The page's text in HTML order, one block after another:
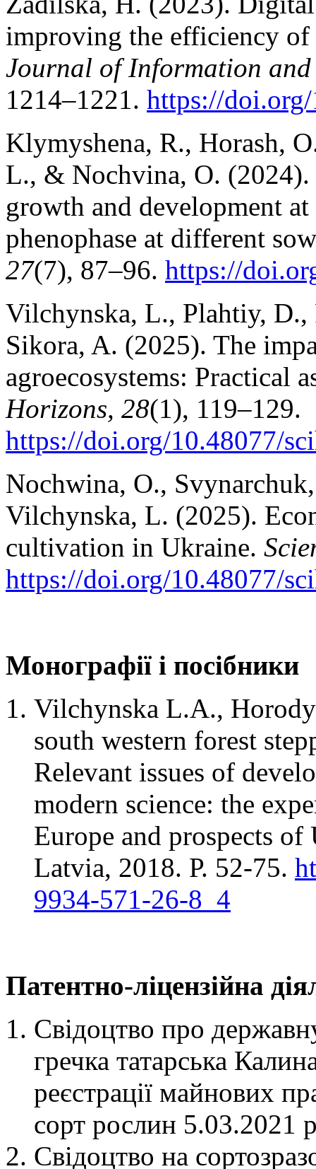
improving the efficiency
Journal of Information
1214–1221. https://
Klymyshena, R., Horash,
L., & Nochvina, O.
growth and development
phenophase at different
27(7), 87–96. https://
Vilchynska, L., Plahtiy,
Sikora, A. (2025). The
agroecosystems: Practical
Horizons, 28(1), 119–129.
https://doi.org/10.48077/
Nochwina, O.,
Vilchynska, L. (2025).
cultivation in Ukraine.
https://doi.org/10.48077/
Монографії і посібники
Vilchynska L.A.,
south western forest
Relevant issues of
modern science: the
Europe and prospects
Latvia, 2018. Р. 52-75.
9934-571-26-8_4
Патентно-ліцензійна
Свідоцтво про
гречка татарська
реєстрації майнових
сорт рослин 5.03.2021
Свідоцтво на